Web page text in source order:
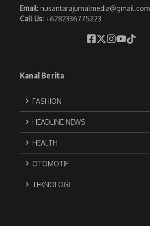
Email: nusantarajurnalmedia@gmail.com
Call Us: +6282336775223
Kanal Berita
FASHION
HEADLINE NEWS
HEALTH
OTOMOTIF
TEKNOLOGI